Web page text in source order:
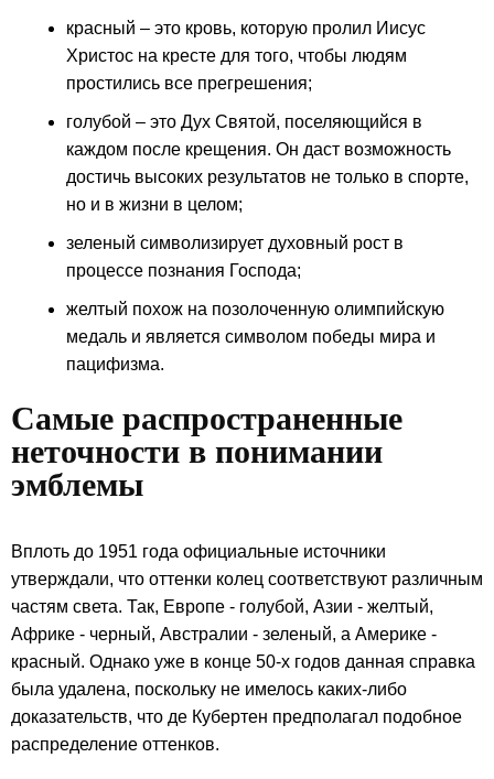
красный – это кровь, которую пролил Иисус
Христос на кресте для того, чтобы людям
простились все прегрешения;
голубой – это Дух Святой, поселяющийся в
каждом после крещения. Он даст возможность
достичь высоких результатов не только в спорте,
но и в жизни в целом;
зеленый символизирует духовный рост в
процессе познания Господа;
желтый похож на позолоченную олимпийскую
медаль и является символом победы мира и
пацифизма.
Самые распространенные
неточности в понимании
эмблемы
Вплоть до 1951 года официальные источники
утверждали, что оттенки колец соответствуют различным
частям света. Так, Европе - голубой, Азии - желтый,
Африке - черный, Австралии - зеленый, а Америке -
красный. Однако уже в конце 50-х годов данная справка
была удалена, поскольку не имелось каких-либо
доказательств, что де Кубертен предполагал подобное
распределение оттенков.